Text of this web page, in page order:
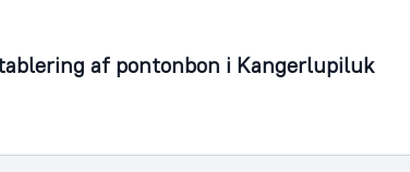
af pontonbon i Kangerlupiluk